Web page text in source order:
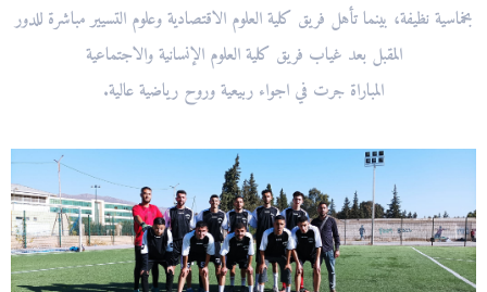
بخماسية نظيفة، بينما تأهل فريق كلية العلوم الاقتصادية وعلوم التسيير مباشرة للدور
المقبل بعد غياب فريق كلية العلوم الإنسانية والاجتماعية
المباراة جرت في اجواء ربيعية وروح رياضية عالية.